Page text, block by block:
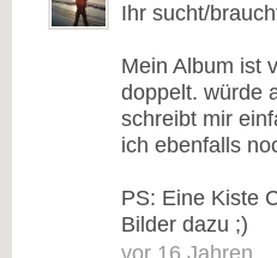
Ihr sucht/
Mein Album ist
doppelt. würde
schreibt mir
ich ebenfalls
PS: Eine Kiste
Bilder dazu ;)
vor 16 Jahren